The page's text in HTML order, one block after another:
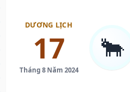
DƯƠNG LỊCH
17
Tháng 8 Năm 2024
🐂